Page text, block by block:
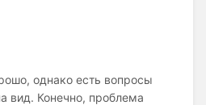
однако есть вопросы
вид. Конечно, проблема